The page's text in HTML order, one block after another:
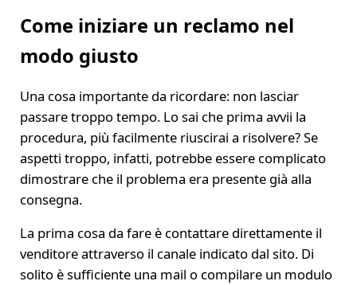
Come iniziare un reclamo nel
modo giusto
Una cosa importante da ricordare: non lasciar
passare troppo tempo. Lo sai che prima avvii la
procedura, più facilmente riuscirai a risolvere? Se
aspetti troppo, infatti, potrebbe essere complicato
dimostrare che il problema era presente già alla
consegna.
La prima cosa da fare è contattare direttamente il
venditore attraverso il canale indicato dal sito. Di
solito è sufficiente una mail o compilare un modulo